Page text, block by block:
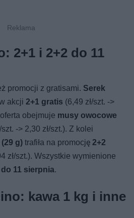
2+1 i 2+2 do 11
promocji z gratisami. Serek
akcji2+1 gratis (6,49 zł/szt. ->
obejmuje musy owocowe
szt. -> 2,30 zł/szt.). Z kolei
g) trafiła na promocję2+2
zł/szt.). Wszystkie wymienione
11 sierpnia.
kawa 1 kg i inne